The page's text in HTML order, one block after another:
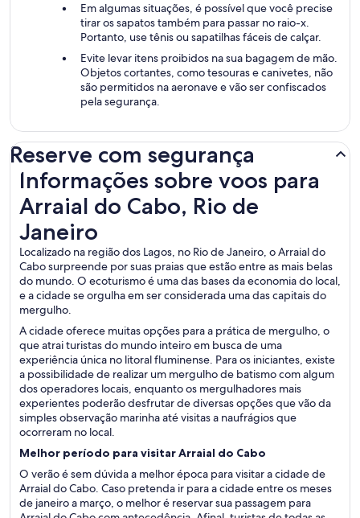
Em algumas situações, é possível que você precise
tirar os sapatos também para passar no raio-x.
Portanto, use tênis ou sapatilhas fáceis de calçar.
Evite levar itens proibidos na sua bagagem de mão.
Objetos cortantes, como tesouras e canivetes, não
são permitidos na aeronave e vão ser confiscados
pela segurança.
Reserve com segurança
Informações sobre voos para
Arraial do Cabo, Rio de
Janeiro
Localizado na região dos Lagos, no Rio de Janeiro, o Arraial do
Cabo surpreende por suas praias que estão entre as mais belas
do mundo. O ecoturismo é uma das bases da economia do local,
e a cidade se orgulha em ser considerada uma das capitais do
mergulho.
A cidade oferece muitas opções para a prática de mergulho, o
que atrai turistas do mundo inteiro em busca de uma
experiência única no litoral fluminense. Para os iniciantes, existe
a possibilidade de realizar um mergulho de batismo com algum
dos operadores locais, enquanto os mergulhadores mais
experientes poderão desfrutar de diversas opções que vão da
simples observação marinha até visitas a naufrágios que
ocorreram no local.
Melhor período para visitar Arraial do Cabo
O verão é sem dúvida a melhor época para visitar a cidade de
Arraial do Cabo. Caso pretenda ir para a cidade entre os meses
de janeiro a março, o melhor é reservar sua passagem para
Informações sobre voos para Arraial do Cabo, Rio de